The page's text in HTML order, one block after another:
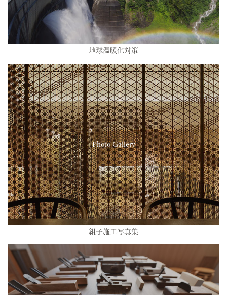
地球温暖化対策
Photo Gallery
組子施工写真集